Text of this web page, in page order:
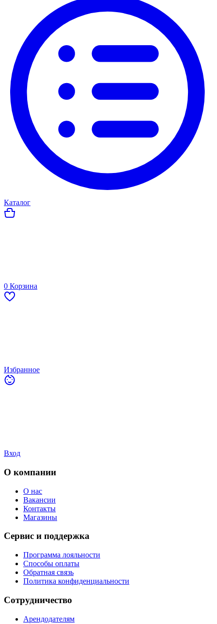
Каталог
0 Корзина
Избранное
Вход
О компании
О нас
Вакансии
Контакты
Магазины
Сервис и поддержка
Программа лояльности
Способы оплаты
Обратная связь
Политика конфиденциальности
Сотрудничество
Арендодателям